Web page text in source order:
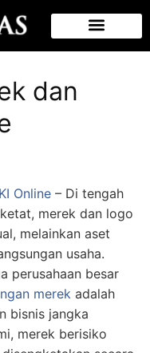
dan
Online – Di tengah
merek dan logo
melainkan aset
usaha.
perusahaan besar
merek adalah
bisnis jangka
merek berisiko